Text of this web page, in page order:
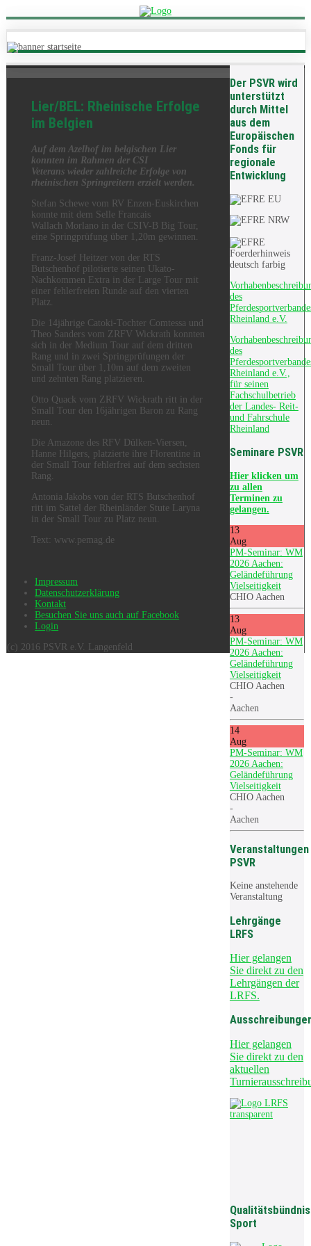
Der PSVR wird
unterstützt
durch Mittel
aus dem
Europäischen
Fonds für
regionale
Entwicklung
des
Rheinland e.V.
des
Rheinland e.V.,
für seinen
Fachschulbetrieb
der Landes- Reit-
und Fahrschule
Rheinland
Seminare PSVR
Hierklicken um
zu allen
Terminen zu
gelangen.
13
Aug
PM-Seminar: WM
2026 Aachen:
Geländeführung
Vielseitigkeit
CHIO Aachen
13
Aug
PM-Seminar: WM
2026 Aachen:
Geländeführung
Vielseitigkeit
CHIO Aachen
-
Aachen
14
Aug
PM-Seminar: WM
2026 Aachen:
Geländeführung
Vielseitigkeit
CHIO Aachen
-
Aachen
Veranstaltungen
PSVR
Keine anstehende
Veranstaltung
Lehrgänge
LRFS
Hier gelangen
Sie direkt zu den
Lehrgängen der
LRFS.
Hier gelangen
Sie direkt zu den
aktuellen
Qualitätsbündnis
Sport
Lier/BEL: Rheinische Erfolge
im Belgien
Auf dem Azelhofim belgischen Lier
konnten im Rahmen der CSI
Veterans wieder zahlreiche Erfolge von
rheinischen Springreitern erzielt werden.
Stefan Schewe vom RV
Enzen-Euskirchen
konnte mit dem Selle
Francais
Wallach Morlano in der CSIV-B Big Tour
eine Springprüfung über 1,20m gewinnen
Franz-Josef Heitzer von der RTS
Butschenhof pilotierte seinen Ukato-
Nachkommen Extra in der Large Tour mit
einer fehlerfreien Runde auf den vierten
Platz.
Die 14jährige Catoki -Tochter Comtessa und
Theo Sanders vom ZRFV Wickrath konnten
sich in der Medium Tour auf dem dritten
Rang und in zwei Springprüfungen der
Small Tour über 1,10m auf dem zweiten
und zehnten Rang platzieren.
Otto Quack vom ZRFV Wickrath ritt in der
Small Tour den 16jährigen Baron zu Rang
neun
Die Amazone des RFV
Dülken-Viersen,
Hanne Hilgers, platzierte ihre Florentine in
der Small Tour fehlerfrei auf dem sechsten
Rang
Antonia Jakobs von der RTS
Butschenhof
ritt im Sattel der Rheinländer Stute
Laryna
in der Small Tour zu Platz neun.
Text: www.pemag.de
Impressum
Datenschutzerklärung
Kontakt
Besuchen Sie uns auch auf Facebook
Login
(c) 2016 PSVR e.V. Langenfeld